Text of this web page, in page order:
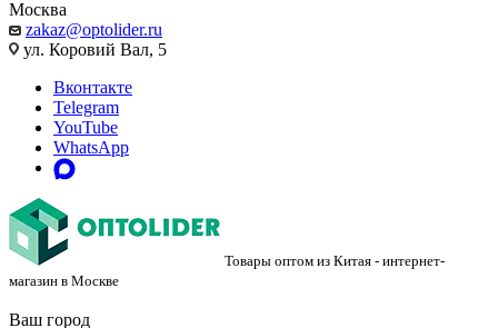
Москва
zakaz@optolider.ru
ул. Коровий Вал, 5
Вконтакте
Telegram
YouTube
WhatsApp
Товары оптом из Китая - интернет-
магазин в Москве
Ваш город